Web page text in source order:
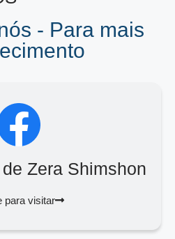
- Para mais
Zera Shimshon
para visitar